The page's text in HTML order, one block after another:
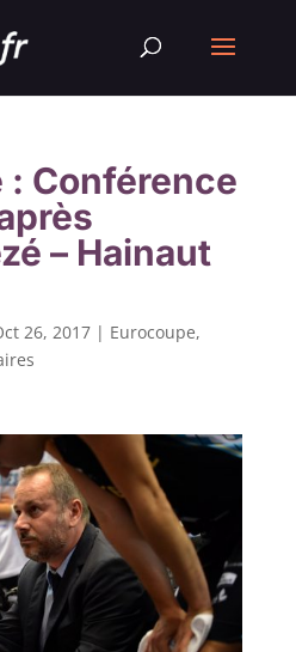
: Conférence
– Hainaut
26, 2017| Eurocoupe,